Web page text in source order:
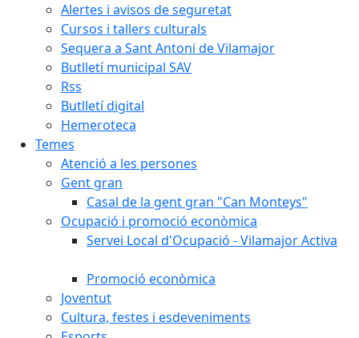
Alertes i avisos de seguretat
Cursos i tallers culturals
Sequera a Sant Antoni de Vilamajor
Butlletí municipal SAV
Rss
Butlletí digital
Hemeroteca
Temes
Atenció a les persones
Gent gran
Casal de la gent gran "Can Monteys"
Ocupació i promoció econòmica
Servei Local d'Ocupació - Vilamajor Activa
Promoció econòmica
Joventut
Cultura, festes i esdeveniments